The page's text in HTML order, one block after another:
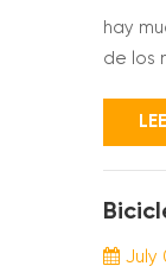
hay
de los
July